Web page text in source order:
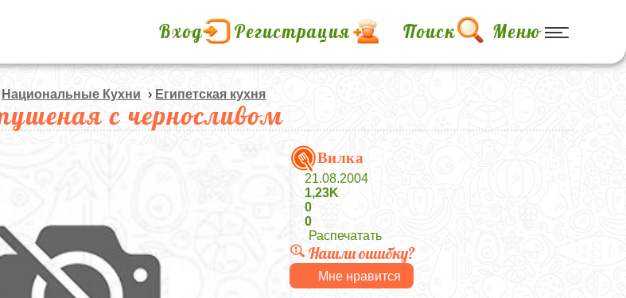
Вход Регистрация Поиск Меню
Национальные Кухни › Египетская кухня
с черносливом
Вилка
21.08.2004
1,23K
0
0
Распечатать
Нашли ошибку?
Мне нравится